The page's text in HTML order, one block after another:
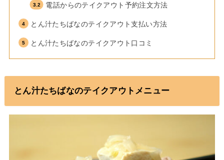
電話からのテイクアウト予約注文方法
とん汁たちばなのテイクアウト支払い方法
とん汁たちばなのテイクアウト口コミ
とん汁たちばなのテイクアウトメニュー